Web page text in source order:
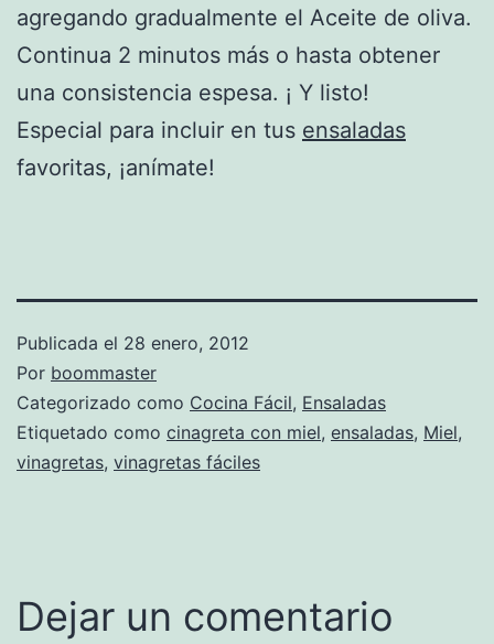
agregando gradualmente el Aceite de oliva.
Continua 2 minutos más o hasta obtener
una consistencia espesa. ¡ Y listo!
Especial para incluir en tus ensaladas
favoritas, ¡anímate!
Publicada el 28 enero, 2012
Por boommaster
Categorizado como Cocina Fácil, Ensaladas
Etiquetado como cinagreta con miel, ensaladas, Miel,
vinagretas, vinagretas fáciles
Dejar un comentario